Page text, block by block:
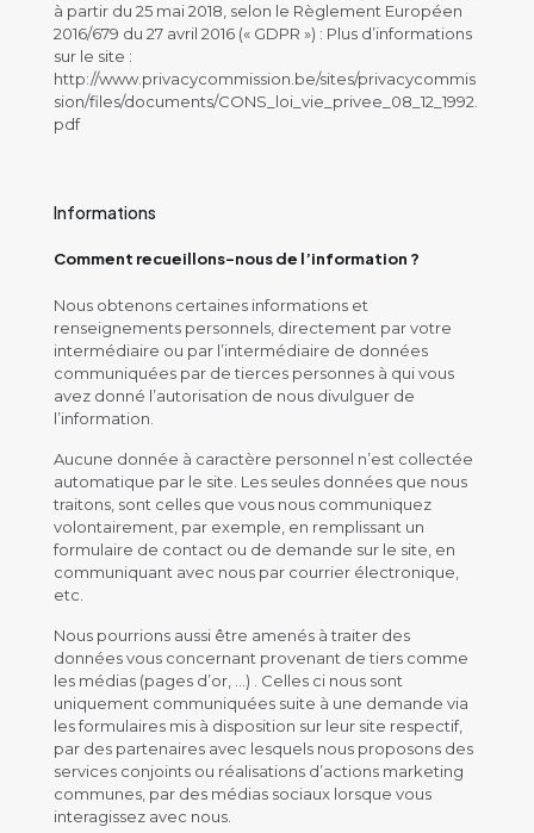
à partir du 25 mai 2018, selon le Règlement Européen
2016/679 du 27 avril 2016 (« GDPR ») : Plus d’informations
sur le site :
http://www.privacycommission.be/sites/privacycommis
sion/files/documents/CONS_loi_vie_privee_08_12_1992.
pdf
Informations
Comment recueillons-nous de l’information ?
Nous obtenons certaines informations et
renseignements personnels, directement par votre
intermédiaire ou par l’intermédiaire de données
communiquées par de tierces personnes à qui vous
avez donné l’autorisation de nous divulguer de
l’information.
Aucune donnée à caractère personnel n’est collectée
automatique par le site. Les seules données que nous
traitons, sont celles que vous nous communiquez
volontairement, par exemple, en remplissant un
formulaire de contact ou de demande sur le site, en
communiquant avec nous par courrier électronique,
etc.
Nous pourrions aussi être amenés à traiter des
données vous concernant provenant de tiers comme
les médias (pages d’or, …) . Celles ci nous sont
uniquement communiquées suite à une demande via
les formulaires mis à disposition sur leur site respectif,
par des partenaires avec lesquels nous proposons des
services conjoints ou réalisations d’actions marketing
communes, par des médias sociaux lorsque vous
interagissez avec nous.